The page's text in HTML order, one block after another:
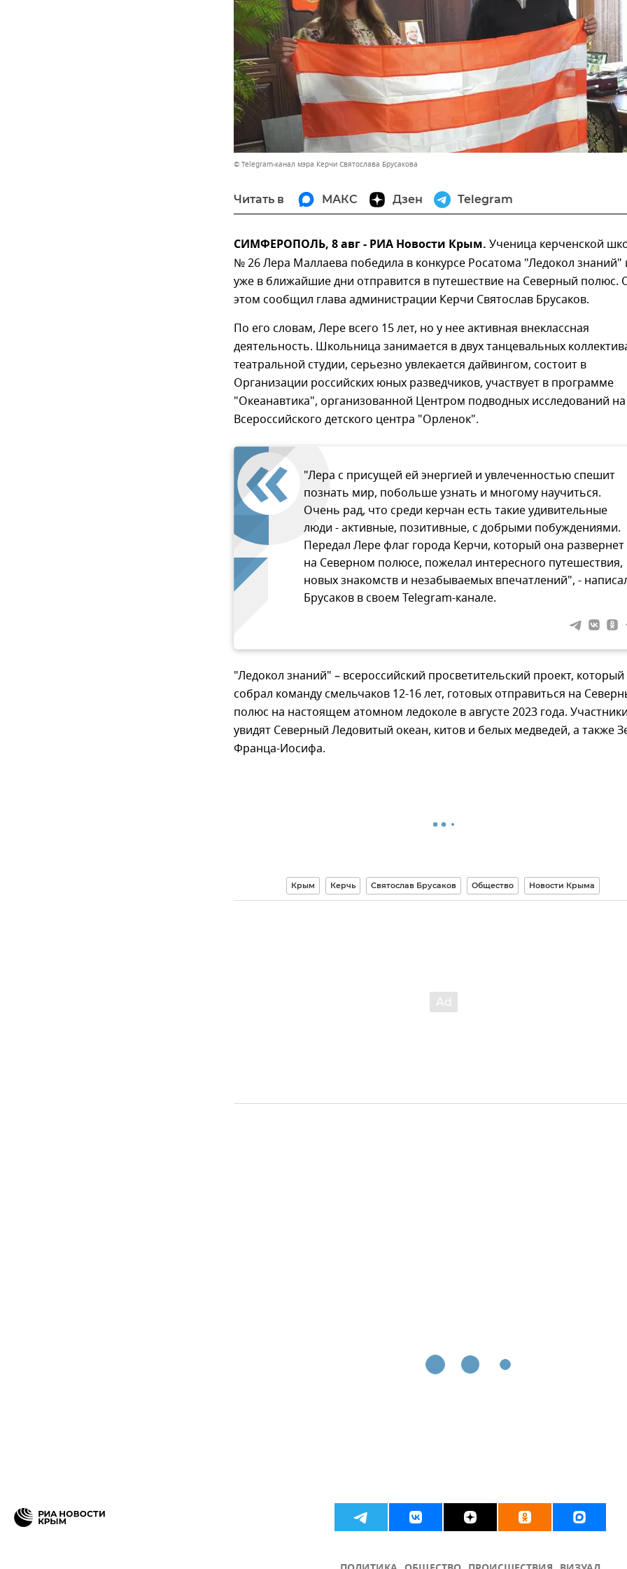
© Telegram-канал мэра Керчи Святослава Брусакова
Читать в МАКС Дзен Telegram
СИМФЕРОПОЛЬ, 8 авг - РИА Новости Крым. Ученица керченской
№ 26 Лера Маллаева победила в конкурсе Росатома "Ледокол знаний"
уже в ближайшие дни отправится в путешествие на Северный полюс.
этом сообщил глава администрации Керчи Святослав Брусаков.
По его словам, Лере всего 15 лет, но у нее активная внеклассная
деятельность. Школьница занимается в двух танцевальных
театральной студии, серьезно увлекается дайвингом, состоит в
Организации российских юных разведчиков, участвует в программе
"Океанавтика", организованной Центром подводных исследований
Всероссийского детского центра "Орленок".
"Лера с присущей ей энергией и увлеченностью спешит
познать мир, побольше узнать и многому научиться.
Очень рад, что среди керчан есть такие удивительные
люди - активные, позитивные, с добрыми побуждениями.
Передал Лере флаг города Керчи, который она развернет
на Северном полюсе, пожелал интересного путешествия,
новых знакомств и незабываемых впечатлений", -
Брусаков в своем Telegram-канале.
"Ледокол знаний" – всероссийский просветительский проект, который
собрал команду смельчаков 12-16 лет, готовых отправиться на
полюс на настоящем атомном ледоколе в августе 2023 года. Участники
увидят Северный Ледовитый океан, китов и белых медведей, а также
Франца-Иосифа.
Крым Керчь Святослав Брусаков Общество Новости Крыма